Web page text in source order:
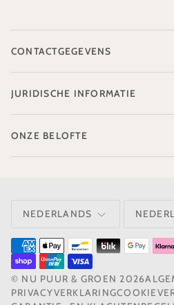
CONTACTGEGEVENS
JURIDISCHE INFORMATIE
ONZE BELOFTE
NEDERLANDS
© NU PUUR & GROEN 2026
PRIVACYVERKLARING